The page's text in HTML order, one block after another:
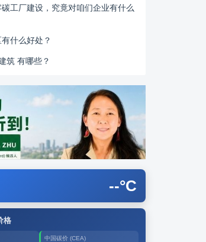
工厂建设，究竟对咱们企业有什么
什么好处？
筑 有哪些？
--°C
格
中国碳价 (CEA)